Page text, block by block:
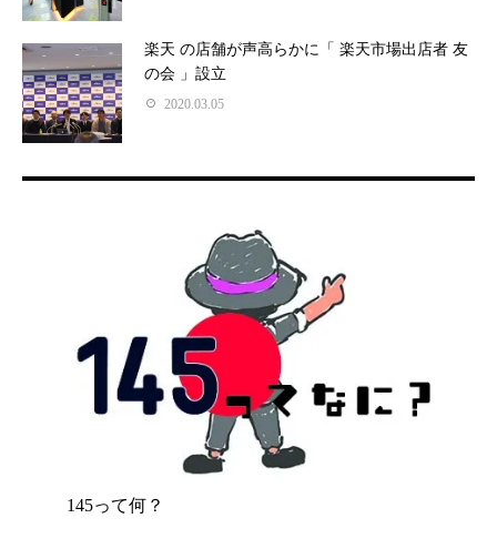
楽天 の店舗が声高らかに「 楽天市場出店者 友
の会 」設立
2020.03.05
145って何？